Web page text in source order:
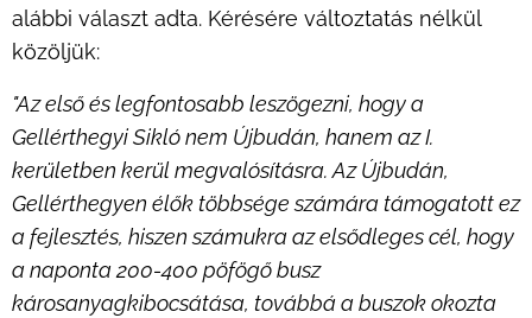
alábbi választ adta. Kérésére változtatás nélkül
közöljük:
"Az első és legfontosabb leszögezni, hogy a
Gellérthegyi Sikló nem Újbudán, hanem az I.
kerületben kerül megvalósításra. Az Újbudán,
Gellérthegyen élők többsége számára támogatott ez
a fejlesztés, hiszen számukra az elsődleges cél, hogy
a naponta 200-400 pöfögő busz
károsanyagkibocsátása, továbbá a buszok okozta